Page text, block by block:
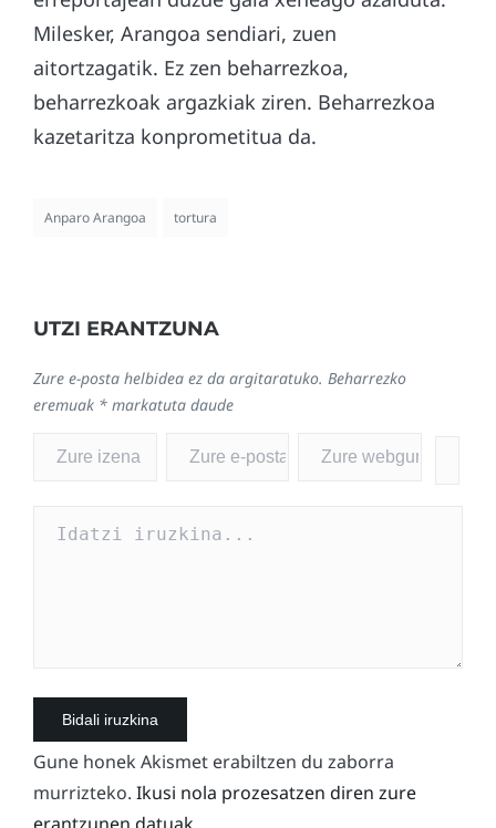
Milesker, Arangoa sendiari, zuen
aitortzagatik. Ez zen beharrezkoa,
beharrezkoak argazkiak ziren. Beharrezkoa
kazetaritza konprometitua da.
Anparo Arangoa tortura
UTZI ERANTZUNA
Zure e-posta helbidea ez da argitaratuko. Beharrezko
eremuak * markatuta daude
Gune honek Akismet erabiltzen du zaborra
murrizteko. Ikusi nola prozesatzen diren zure